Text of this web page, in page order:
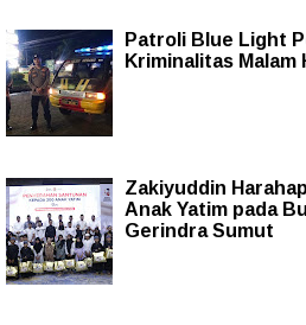
Patroli Blue Light
Kriminalitas Malam
Zakiyuddin
Anak Yatim pada
Gerindra Sumut